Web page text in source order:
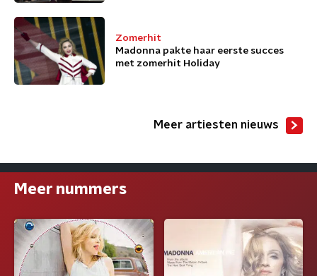
Zomerhit
Madonna pakte haar eerste succes
met zomerhit Holiday
Meer artiesten nieuws
Meer nummers